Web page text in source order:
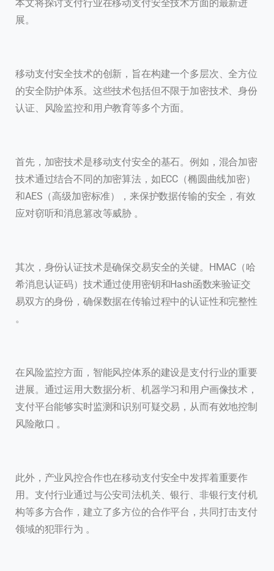
本文将探讨支付行业在移动支付安全技术方面的最新进
展。
移动支付安全技术的创新，旨在构建一个多层次、全方位
的安全防护体系。这些技术包括但不限于加密技术、身份
认证、风险监控和用户教育等多个方面。
首先，加密技术是移动支付安全的基石。例如，混合加密
技术通过结合不同的加密算法，如ECC（椭圆曲线加密）
和AES（高级加密标准），来保护数据传输的安全，有效
应对窃听和消息篡改等威胁 。
其次，身份认证技术是确保交易安全的关键。HMAC（哈
希消息认证码）技术通过使用密钥和Hash函数来验证交
易双方的身份，确保数据在传输过程中的认证性和完整性
。
在风险监控方面，智能风控体系的建设是支付行业的重要
进展。通过运用大数据分析、机器学习和用户画像技术，
支付平台能够实时监测和识别可疑交易，从而有效地控制
风险敞口 。
此外，产业风控合作也在移动支付安全中发挥着重要作
用。支付行业通过与公安司法机关、银行、非银行支付机
构等多方合作，建立了多方位的合作平台，共同打击支付
领域的犯罪行为 。